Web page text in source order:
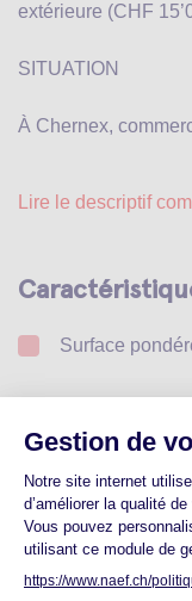
extérieure (CHF
SITUATION
À Chernex,
Lire le descriptif
Surface
Prendre